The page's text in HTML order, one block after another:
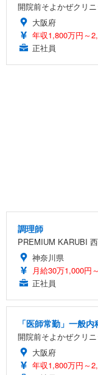
開院前そよかぜクリニ
大阪府
年収1,800万円～
正社員
調理師
PREMIUM KARUBI
神奈川県
月給30万1,000円
正社員
「医師常勤」一般
開院前そよかぜクリニ
大阪府
年収1,800万円～